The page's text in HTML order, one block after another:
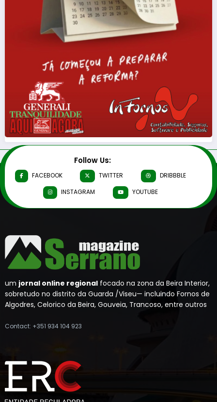
Follow Us:
FACEBOOK TWITTER
DRIBBBLE
INSTAGRAM
YOUTUBE
um jornal online regional focado na zona da Beira Interior,
sobretudo no distrito da Guarda /Viseu— incluindo Fornos de
Algodres, Celorico da Beira, Gouveia, Trancoso, entre outros
Contact: +351 934 104 923